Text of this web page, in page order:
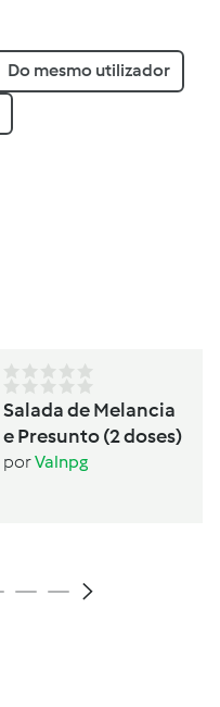
Do mesmo utilizador
Salada de Melancia
e Presunto (2 doses)
porValnpg